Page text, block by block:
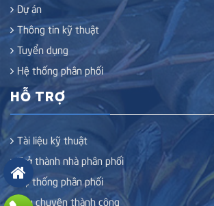
Dự án
Thông tin kỹ thuật
Tuyển dụng
Hệ thống phân phối
HỖ TRỢ
Tài liệu kỹ thuật
Trở thành nhà phân phối
Hệ thống phân phối
Câu chuyện thành công